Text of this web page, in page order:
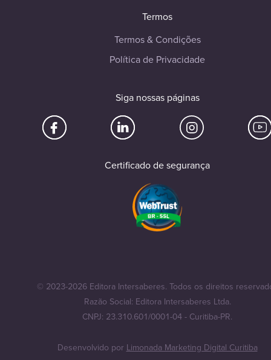
Termos
Termos & Condições
Política de Privacidade
Siga nossas páginas
Certificado de segurança
© 2023-2026 Editora Intersaberes. Todos os direitos
Razão Social: Editora Intersaberes Ltda.
CNPJ: 23.310.601/0001-04 - Curitiba-PR.
Desenvolvido por Limonada Marketing Digital Curitiba